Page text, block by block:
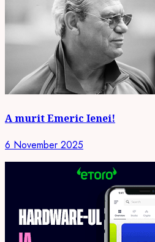
A murit Emeric Ienei!
6 November 2025